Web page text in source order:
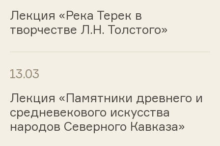
Лекция «Река Терек в
творчестве Л.Н. Толстого»
13.03
Лекция «Памятники древнего и
средневекового искусства
народов Северного Кавказа»